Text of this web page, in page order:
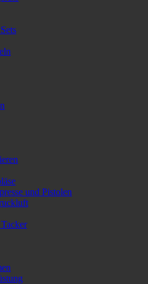
und Pistolen